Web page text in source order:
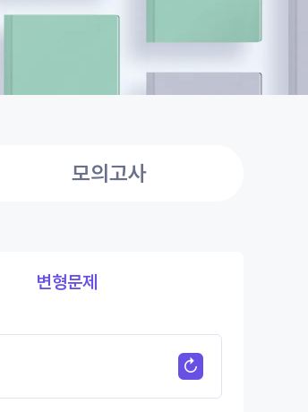
모의고사
변형문제
↺